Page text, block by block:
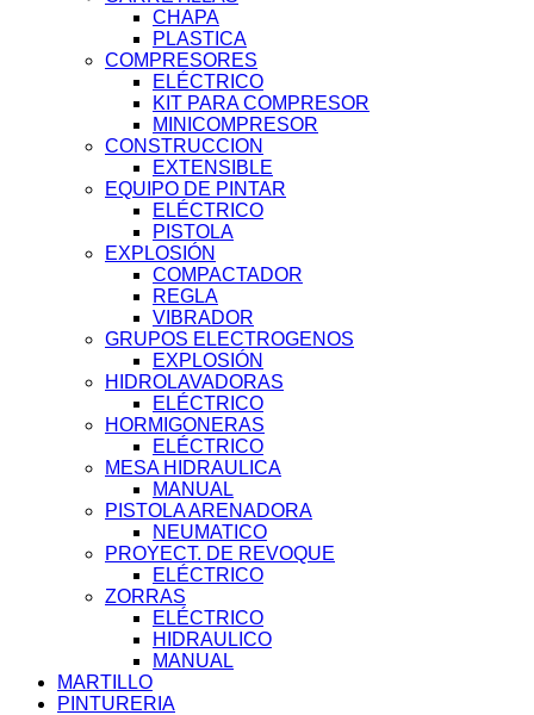
CHAPA
PLASTICA
COMPRESORES
ELÉCTRICO
KIT PARA COMPRESOR
MINICOMPRESOR
CONSTRUCCION
EXTENSIBLE
EQUIPO DE PINTAR
ELÉCTRICO
PISTOLA
EXPLOSIÓN
COMPACTADOR
REGLA
VIBRADOR
GRUPOS ELECTROGENOS
EXPLOSIÓN
HIDROLAVADORAS
ELÉCTRICO
HORMIGONERAS
ELÉCTRICO
MESA HIDRAULICA
MANUAL
PISTOLA ARENADORA
NEUMATICO
PROYECT. DE REVOQUE
ELÉCTRICO
ZORRAS
ELÉCTRICO
HIDRAULICO
MANUAL
MARTILLO
PINTURERIA